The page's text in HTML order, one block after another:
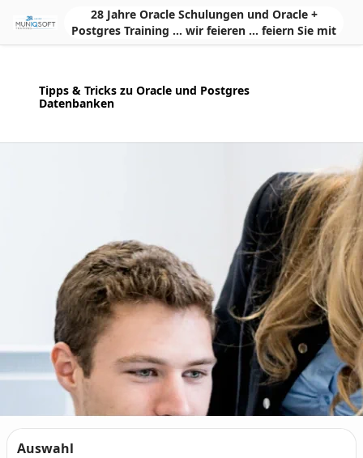
Skip to Main Content28 Jahre Oracle Schulungen und Oracle +
Postgres Training ... wir feieren ... feiern Sie mit
Tipps & Tricks zu Oracle und Postgres
Datenbanken
Auswahl